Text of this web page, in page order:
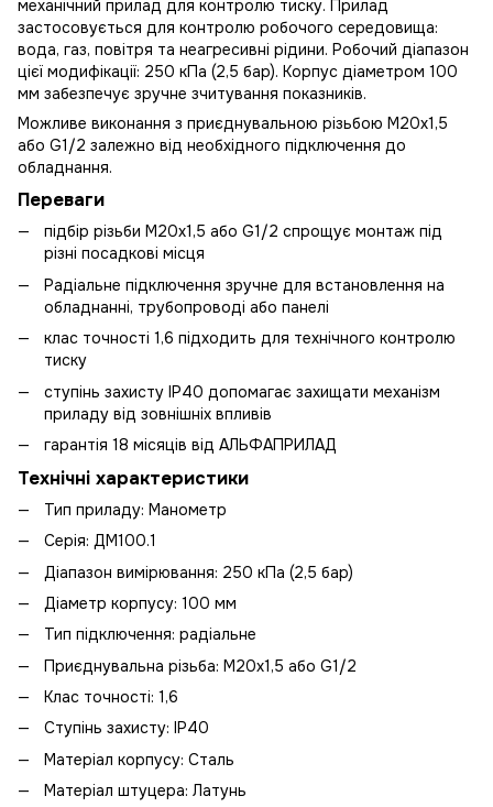
механічний прилад для контролю тиску. Прилад
застосовується для контролю робочого середовища:
вода, газ, повітря та неагресивні рідини. Робочий діапазон
цієї модифікації: 250 кПа (2,5 бар). Корпус діаметром 100
мм забезпечує зручне зчитування показників.
Можливе виконання з приєднувальною різьбою М20х1,5
або G1/2 залежно від необхідного підключення до
обладнання.
Переваги
підбір різьби М20х1,5 або G1/2 спрощує монтаж під
різні посадкові місця
Радіальне підключення зручне для встановлення на
обладнанні, трубопроводі або панелі
клас точності 1,6 підходить для технічного контролю
тиску
ступінь захисту IP40 допомагає захищати механізм
приладу від зовнішніх впливів
гарантія 18 місяців від АЛЬФАПРИЛАД
Технічні характеристики
Тип приладу: Манометр
Серія: ДМ100.1
Діапазон вимірювання: 250 кПа (2,5 бар)
Діаметр корпусу: 100 мм
Тип підключення: радіальне
Приєднувальна різьба: М20х1,5 або G1/2
Клас точності: 1,6
Ступінь захисту: IP40
Матеріал корпусу: Сталь
Матеріал штуцера: Латунь